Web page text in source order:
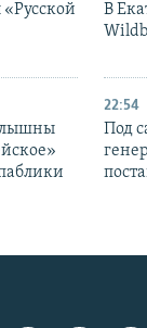
В
22:54
Под